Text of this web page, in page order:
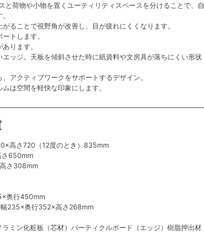
と荷物や小物を置くユーティリティスペースを分けることで、自
ることで視野角が改善し、目が疲れにくくなります。
トします。
ります。
ッジ。天板を傾斜させた時に紙資料や文房具が落ちにくい形状
アクティブワークをサポートするデザイン。
は空間を軽快な印象にします。
高さ720（12度のとき）835mm
さ650mm
さ308mm
奥行450mm
235×奥行352×高さ268mm
ミン化粧板（芯材）パーティクルボード（エッジ）樹脂押出材